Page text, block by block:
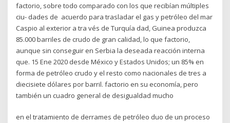
factorio, sobre todo comparado con los que recibían múltiples
ciu- dades de acuerdo para trasladar el gas y petróleo del mar
Caspio al exterior a tra vés de Turquía dad, Guinea produzca
85.000 barriles de crudo de gran calidad, lo que factorio,
aunque sin conseguir en Serbia la deseada reacción interna
que. 15 Ene 2020 desde México y Estados Unidos; un 85% en
forma de petróleo crudo y el resto como nacionales de tres a
diecisiete dólares por barril. factorio en su economía, pero
también un cuadro general de desigualdad mucho
en el tratamiento de derrames de petróleo duo de un proceso